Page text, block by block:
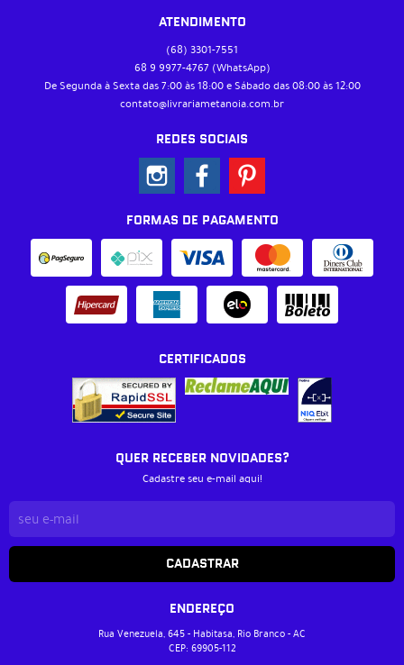
ATENDIMENTO
(68) 3301-7551
68 9 9977-4767 (WhatsApp)
De Segunda à Sexta das 7:00 às 18:00 e Sábado das 08:00 às 12:00
contato@livrariametanoia.com.br
REDES SOCIAIS
FORMAS DE PAGAMENTO
CERTIFICADOS
QUER RECEBER NOVIDADES?
Cadastre seu e-mail aqui!
CADASTRAR
ENDEREÇO
Rua Venezuela, 645- Habitasa, Rio Branco-AC
CEP: 69905-112